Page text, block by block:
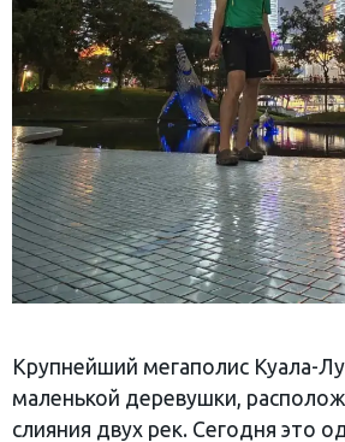
Крупнейший мегаполис Куала-
маленькой деревушки,
слияния двух рек. Сегодня это